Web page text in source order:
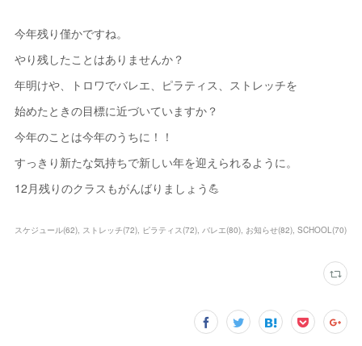
今年残り僅かですね。
やり残したことはありませんか？
年明けや、トロワでバレエ、ピラティス、ストレッチを
始めたときの目標に近づいていますか？
今年のことは今年のうちに！！
すっきり新たな気持ちで新しい年を迎えられるように。
12月残りのクラスもがんばりましょう💪
スケジュール(62) ストレッチ(72) ピラティス(72) バレエ(80) お知らせ(82) SCHOOL(70)